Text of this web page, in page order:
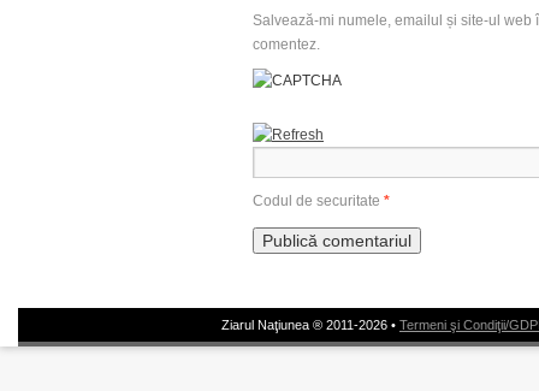
Salvează-mi numele, emailul și site-ul
comentez.
Codul de securitate *
Ziarul Naţiunea ® 2011-2026 • Termeni şi Condiţii/